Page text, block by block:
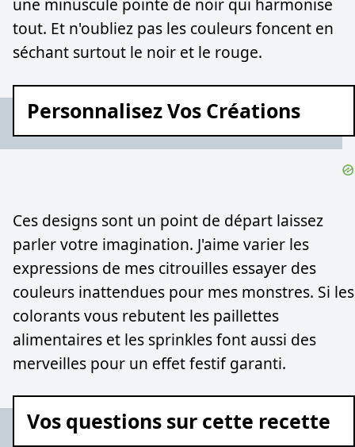
une minuscule pointe de noir qui harmonise
tout. Et n'oubliez pas les couleurs foncent en
séchant surtout le noir et le rouge.
Personnalisez Vos Créations
Ces designs sont un point de départ laissez
parler votre imagination. J'aime varier les
expressions de mes citrouilles essayer des
couleurs inattendues pour mes monstres. Si les
colorants vous rebutent les paillettes
alimentaires et les sprinkles font aussi des
merveilles pour un effet festif garanti.
Vos questions sur cette recette